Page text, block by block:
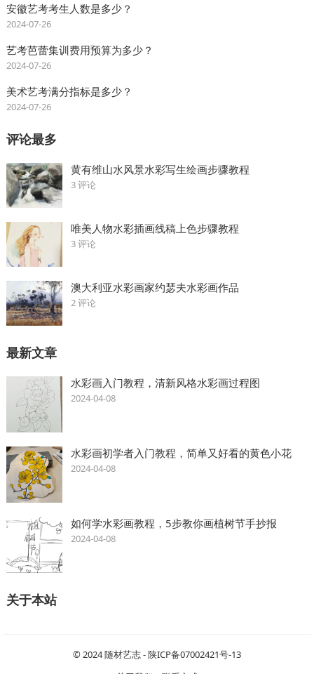
安徽艺考考生人数是多少？
2024-07-26
艺考芭蕾集训费用预算为多少？
2024-07-26
美术艺考满分指标是多少？
2024-07-26
评论最多
黄有维山水风景水彩写生绘画步骤教程
3 评论
唯美人物水彩插画线稿上色步骤教程
3 评论
澳大利亚水彩画家约瑟夫水彩画作品
2 评论
最新文章
水彩画入门教程，清新风格水彩画过程图
2024-04-08
水彩画初学者入门教程，简单又好看的黄色小花
2024-04-08
如何学水彩画教程，5步教你画植树节手抄报
2024-04-08
关于本站
© 2024随材艺志-陕ICP备07002421号-13